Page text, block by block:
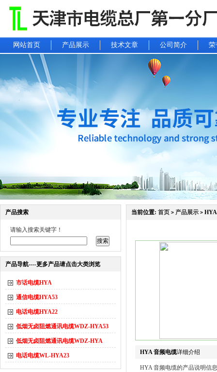
网站首页 产品展示 技术文章 公司简介 荣
产品搜索
请输入搜索关键字！
产品导航----更多产品请点击大类浏览
市话电缆HYA
通信电缆HYA53
电话电缆HYA22
低烟无卤阻燃通讯电缆WDZ-HYA53
低烟无卤阻燃通讯电缆WDZ-HYA
电话电缆WL-HYA23
当前位置: 首页 > 产品展示 >
HYA 音频电缆详细介绍
HYA 音频电缆的产品说明信